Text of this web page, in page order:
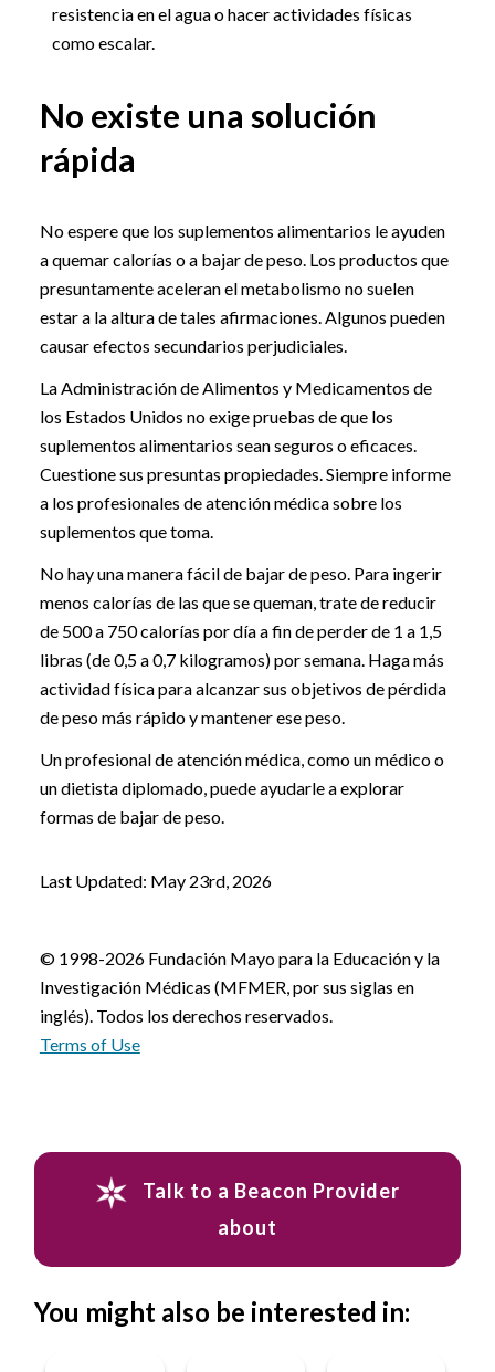
resistencia en el agua o hacer actividades físicas
como escalar.
No existe una solución
rápida
No espere que los suplementos alimentarios le ayuden
a quemar calorías o a bajar de peso. Los productos que
presuntamente aceleran el metabolismo no suelen
estar a la altura de tales afirmaciones. Algunos pueden
causar efectos secundarios perjudiciales.
La Administración de Alimentos y Medicamentos de
los Estados Unidos no exige pruebas de que los
suplementos alimentarios sean seguros o eficaces.
Cuestione sus presuntas propiedades. Siempre informe
a los profesionales de atención médica sobre los
suplementos que toma.
No hay una manera fácil de bajar de peso. Para ingerir
menos calorías de las que se queman, trate de reducir
de 500 a 750 calorías por día a fin de perder de 1 a 1,5
libras (de 0,5 a 0,7 kilogramos) por semana. Haga más
actividad física para alcanzar sus objetivos de pérdida
de peso más rápido y mantener ese peso.
Un profesional de atención médica, como un médico o
un dietista diplomado, puede ayudarle a explorar
formas de bajar de peso.
Last Updated: May 23rd, 2026
© 1998-2026 Fundación Mayo para la Educación y la
Investigación Médicas (MFMER, por sus siglas en
inglés). Todos los derechos reservados.
Terms of Use
Talk to a Beacon Provider
about
You might also be interested in: